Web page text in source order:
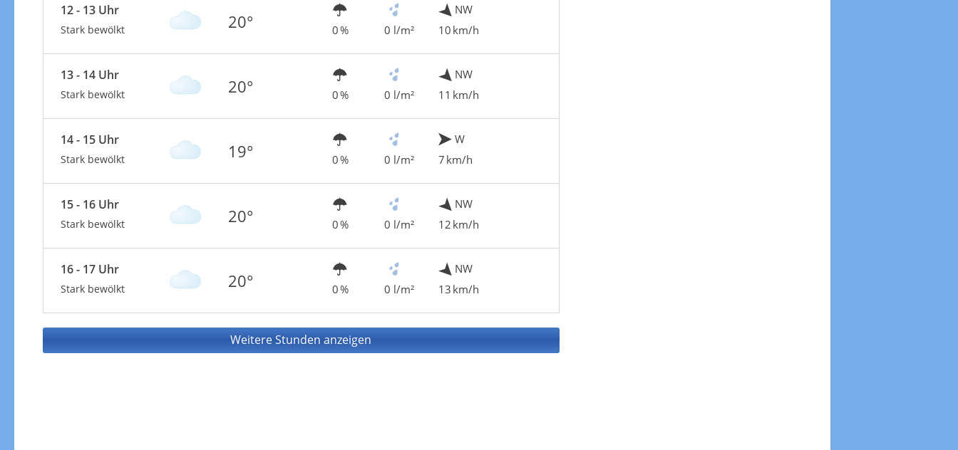
12 - 13 Uhr
Stark bewölkt 20° 0 % 0 l/m²
NW
10 km/h
13 - 14 Uhr
Stark bewölkt 20° 0 % 0 l/m²
NW
11 km/h
14 - 15 Uhr
Stark bewölkt 19° 0 % 0 l/m²
W
7 km/h
15 - 16 Uhr
Stark bewölkt 20° 0 % 0 l/m²
NW
12 km/h
16 - 17 Uhr
Stark bewölkt 20° 0 % 0 l/m²
NW
13 km/h
Weitere Stunden anzeigen